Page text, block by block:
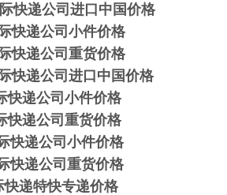
快递公司进口中国价格
快递公司小件价格
快递公司重货价格
快递公司进口中国价格
快递公司小件价格
快递公司重货价格
快递公司小件价格
快递公司重货价格
快递特快专递价格